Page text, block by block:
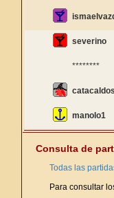
severino
********
manolo1
Consulta de
Todas las
Para consultar